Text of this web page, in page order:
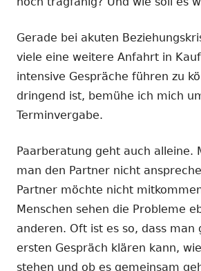
Gerade bei akuten
viele eine weitere Anfahrt in
intensive Gespräche führen zu
dringend ist, bemühe ich mich
Terminvergabe.
Paarberatung geht auch alleine.
man den Partner nicht
Partner möchte nicht
Menschen sehen die Probleme
anderen. Oft ist es so, dass man
ersten Gespräch klären kann,
stehen und ob es gemeinsam